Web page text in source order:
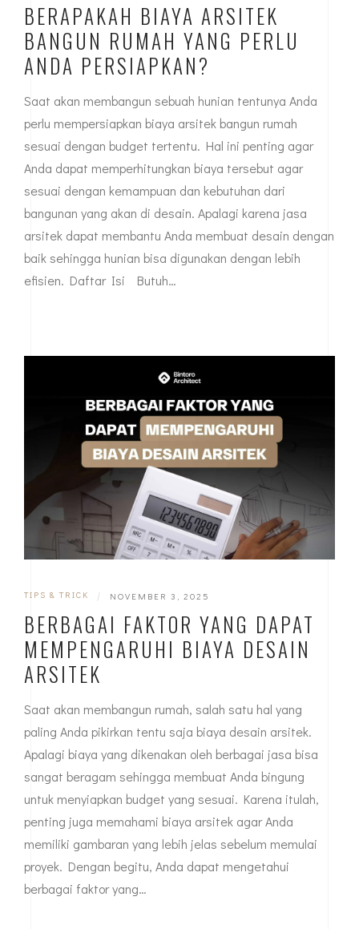
BERAPAKAH BIAYA ARSITEK
BANGUN RUMAH YANG PERLU
ANDA PERSIAPKAN?
Saat akan membangun sebuah hunian tentunya Anda
perlu mempersiapkan biaya arsitek bangun rumah
sesuai dengan budget tertentu. Hal ini penting agar
Anda dapat memperhitungkan biaya tersebut agar
sesuai dengan kemampuan dan kebutuhan dari
bangunan yang akan di desain. Apalagi karena jasa
arsitek dapat membantu Anda membuat desain dengan
baik sehingga hunian bisa digunakan dengan lebih
efisien. Daftar Isi Butuh…
TIPS & TRICK | NOVEMBER 3, 2025
BERBAGAI FAKTOR YANG DAPAT
MEMPENGARUHI BIAYA DESAIN
ARSITEK
Saat akan membangun rumah, salah satu hal yang
paling Anda pikirkan tentu saja biaya desain arsitek.
Apalagi biaya yang dikenakan oleh berbagai jasa bisa
sangat beragam sehingga membuat Anda bingung
untuk menyiapkan budget yang sesuai. Karena itulah,
penting juga memahami biaya arsitek agar Anda
memiliki gambaran yang lebih jelas sebelum memulai
proyek. Dengan begitu, Anda dapat mengetahui
berbagai faktor yang…